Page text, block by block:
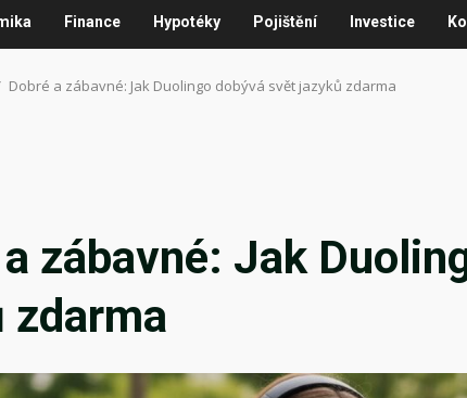
Finance Hypotéky Pojištění Investice
Dobré a zábavné: Jak Duolingo dobývá svět jazyků zdarma
zábavné: Jak
zdarma